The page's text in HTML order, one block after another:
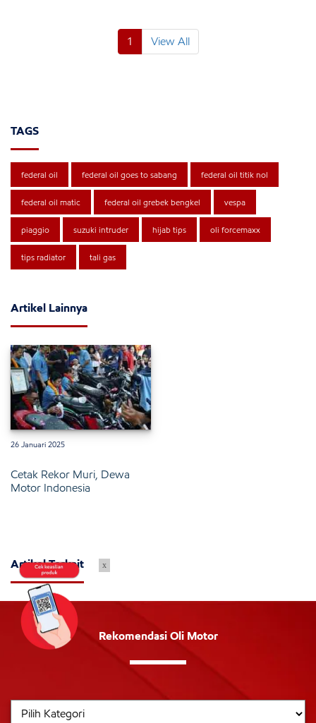
1 View All
TAGS
federal oil federal oil goes to sabang federal oil titik nol
federal oil matic federal oil grebek bengkel vespa
piaggio suzuki intruder hijab tips oli forcemaxx
tips radiator tali gas
Artikel Lainnya
26 Januari 2025
Cetak Rekor Muri, Dewa
Motor Indonesia
Artikel Terkait
Rekomendasi Oli Motor
x